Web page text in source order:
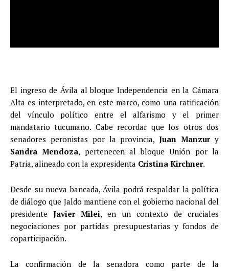
El ingreso de Ávila al bloque Independencia en la Cámara
Alta es interpretado, en este marco, como una ratificación
del vínculo político entre el alfarismo y el primer
mandatario tucumano. Cabe recordar que los otros dos
senadores peronistas por la provincia,Juan Manzury
Sandra Mendoza, pertenecen al bloque Unión por la
Patria, alineado con la expresidenta Cristina Kirchner.
Desde su nueva bancada, Ávila podrá respaldar la política
de diálogo que Jaldo mantiene con el gobierno nacional del
presidente Javier Milei, en un contexto de cruciales
negociaciones por partidas presupuestarias y fondos de
coparticipación.
La confirmación de la senadora como parte de la